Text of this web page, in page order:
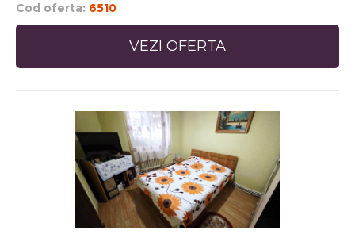
Cod oferta: 6510
VEZI OFERTA